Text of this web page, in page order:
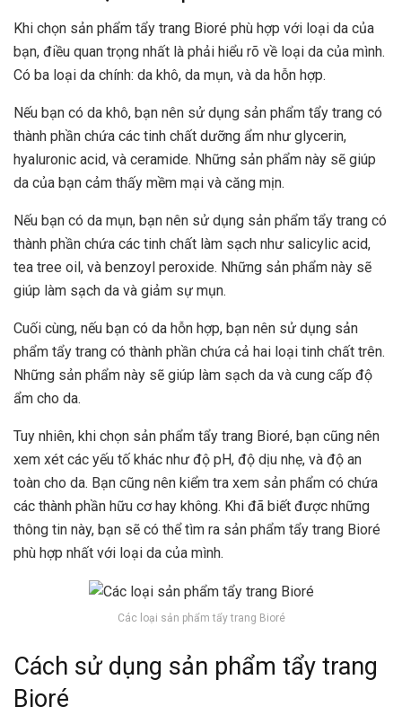
Khi chọn sản phẩm tẩy trang Bioré phù hợp với loại da của
bạn, điều quan trọng nhất là phải hiểu rõ về loại da của mình.
Có ba loại da chính: da khô, da mụn, và da hỗn hợp.
Nếu bạn có da khô, bạn nên sử dụng sản phẩm tẩy trang có
thành phần chứa các tinh chất dưỡng ẩm như glycerin,
hyaluronic acid, và ceramide. Những sản phẩm này sẽ giúp
da của bạn cảm thấy mềm mại và căng mịn.
Nếu bạn có da mụn, bạn nên sử dụng sản phẩm tẩy trang có
thành phần chứa các tinh chất làm sạch như salicylic acid,
tea tree oil, và benzoyl peroxide. Những sản phẩm này sẽ
giúp làm sạch da và giảm sự mụn.
Cuối cùng, nếu bạn có da hỗn hợp, bạn nên sử dụng sản
phẩm tẩy trang có thành phần chứa cả hai loại tinh chất trên.
Những sản phẩm này sẽ giúp làm sạch da và cung cấp độ
ẩm cho da.
Tuy nhiên, khi chọn sản phẩm tẩy trang Bioré, bạn cũng nên
xem xét các yếu tố khác như độ pH, độ dịu nhẹ, và độ an
toàn cho da. Bạn cũng nên kiểm tra xem sản phẩm có chứa
các thành phần hữu cơ hay không. Khi đã biết được những
thông tin này, bạn sẽ có thể tìm ra sản phẩm tẩy trang Bioré
phù hợp nhất với loại da của mình.
Các loại sản phẩm tẩy trang Bioré
Cách sử dụng sản phẩm tẩy trang
Bioré